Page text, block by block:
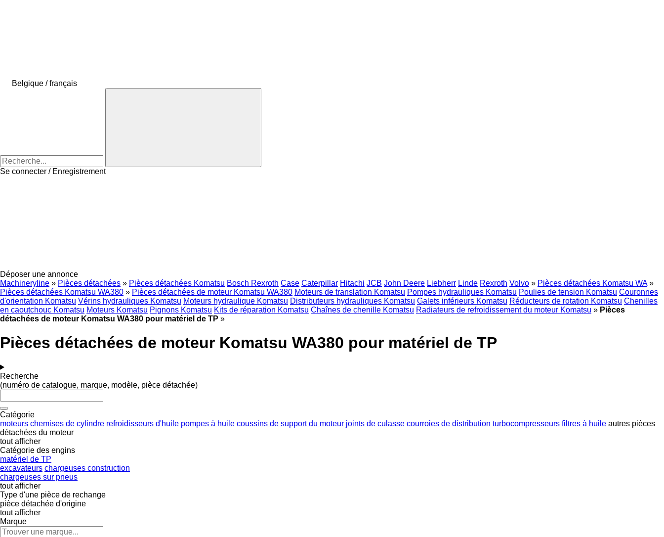
Belgique / français
Se connecter / Enregistrement
Déposer une annonce
Machineryline » Pièces détachées » Pièces détachées Komatsu Bosch Rexroth Case Caterpillar Hitachi JCB John Deere Liebherr Linde Rexroth Volvo » Pièces détachées Komatsu WA »
Pièces détachées Komatsu WA380 » Pièces détachées de moteur Komatsu WA380 Moteurs de translation Komatsu Pompes hydrauliques Komatsu Poulies de tension Komatsu Couronnes
d'orientation Komatsu Vérins hydrauliques Komatsu Moteurs hydraulique Komatsu Distributeurs hydrauliques Komatsu Galets inférieurs Komatsu Réducteurs de rotation Komatsu Chenilles
en caoutchouc Komatsu Moteurs Komatsu Pignons Komatsu Kits de réparation Komatsu Chaînes de chenille Komatsu Radiateurs de refroidissement du moteur Komatsu » Pièces
détachées de moteur Komatsu WA380 pour matériel de TP »
Pièces détachées de moteur Komatsu WA380 pour matériel de TP
Recherche
(numéro de catalogue, marque, modèle, pièce détachée)
Catégorie
moteurs chemises de cylindre refroidisseurs d'huile pompes à huile coussins de support du moteur joints de culasse courroies de distribution turbocompresseurs filtres à huile autres pièces
détachées du moteur
tout afficher
Catégorie des engins
matériel de TP
excavateurs chargeuses construction
chargeuses sur pneus
tout afficher
Type d'une pièce de rechange
pièce détachée d'origine
tout afficher
Marque